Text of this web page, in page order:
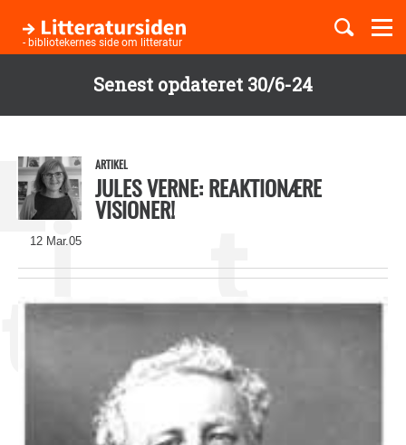
Senest opdateret 30/6-24
hovedindhold
- bibliotekernes side om litteratur
Børnebøger
12 Mar.05
ARTIKEL
JULES VERNE: REAKTIONÆRE
VISIONER!